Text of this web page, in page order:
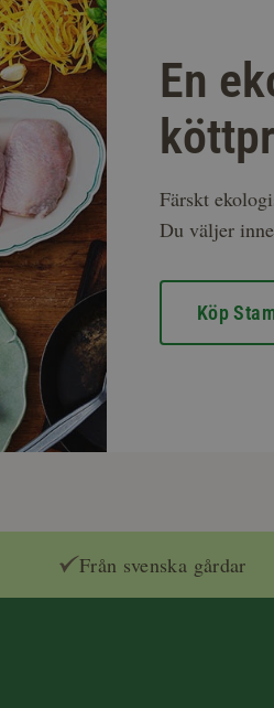
En
Färskt
Du väljer
Köp
Från svenska gårdar